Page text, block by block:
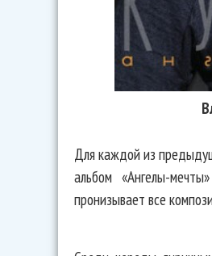
Для каждой из
альбом «Ангелы-
пронизывает все